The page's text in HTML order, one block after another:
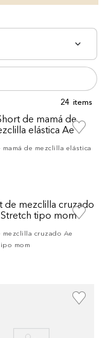
24
de mezclilla elástica
mezclilla cruzado Ae
mom